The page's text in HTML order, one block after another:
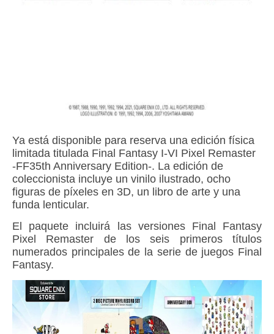
Ya está disponible para reserva una edición física
limitada titulada Final Fantasy I-VI Pixel Remaster
-FF35th Anniversary Edition-. La edición de
coleccionista incluye un vinilo ilustrado, ocho
figuras de píxeles en 3D, un libro de arte y una
funda lenticular.
El paquete incluirá las versiones Final Fantasy
Pixel Remaster de los seis primeros títulos
numerados principales de la serie de juegos Final
Fantasy.